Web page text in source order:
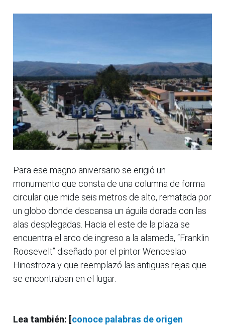
Para ese magno aniversario se erigió un
monumento que consta de una columna de forma
circular que mide seis metros de alto, rematada por
un globo donde descansa un águila dorada con las
alas desplegadas. Hacia el este de la plaza se
encuentra el arco de ingreso a la alameda, “Franklin
Roosevelt” diseñado por el pintor Wenceslao
Hinostroza y que reemplazó las antiguas rejas que
se encontraban en el lugar.
Lea también: [conoce palabras de origen